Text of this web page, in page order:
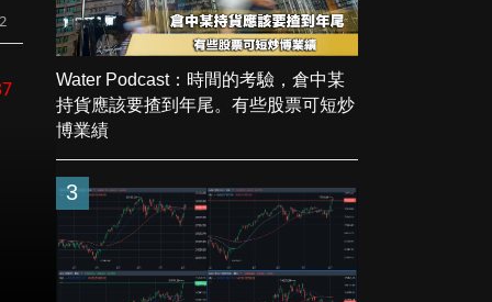
Water Podcast：時間的考驗，倉中某
持貨應該要揸到年尾。有些股票可短炒
博業績
3